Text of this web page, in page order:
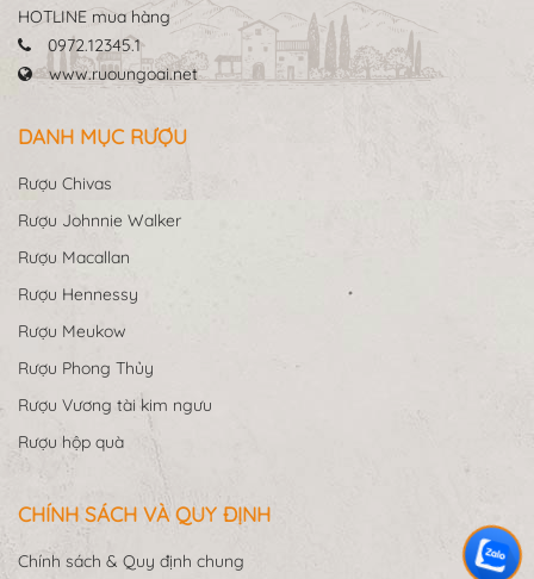
HOTLINE mua hàng
0972.12345.1
www.ruoungoai.net
DANH MỤC RƯỢU
Rượu Chivas
Rượu Johnnie Walker
Rượu Macallan
Rượu Hennessy
Rượu Meukow
Rượu Phong Thủy
Rượu Vương tài kim ngưu
Rượu hộp quà
CHÍNH SÁCH VÀ QUY ĐỊNH
Chính sách & Quy định chung